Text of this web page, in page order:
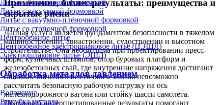
Литье с безопочной формовкой
Литье с вакуумной формовкой
Литье с вакуумно-плёночной формовкой
Литье со стопочной формовкой
Центробежное литье
Центробежное электрошлаковое литье (ЦЭШЛ)
Электрошлаковое литье (ЭШЛ)
Обработка металлов давлением
Волочение
Вырубка металла
Применение, бизнес-результаты: преимущества и
скрытые риски
Данная услуга является фундаментом безопасности в тяжелом
машиностроении, авиастроении, судостроении и высотном
строительстве. Она необходима при проектировании пресс-
форм, кузнечных штампов, опор буровых платформ и
железобетонных свай, где внутренние напряжения достигают
пиковых значений. Без точного знания невозможно
рассчитать безопасную рабочую нагрузку на ось
железнодорожного вагона или стойку шасси самолета.
Правильно интерпретированные результаты помогают